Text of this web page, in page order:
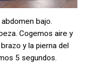
bajo.
Cogemos aire y
y la pierna del
5 segundos.